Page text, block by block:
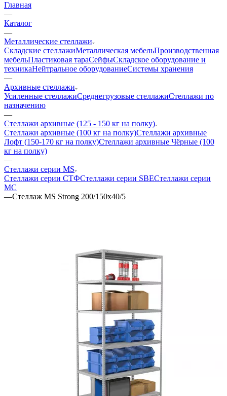
Главная
—
Каталог
—
Металлические стеллажи
Складские стеллажиМеталлическая мебельПроизводственная
мебельПластиковая тараСейфыСкладское оборудование и
техникаНейтральное оборудованиеСистемы хранения
—
Архивные стеллажи
Усиленные стеллажиСреднегрузовые стеллажиСтеллажи по
назначению
—
Стеллажи архивные (125 - 150 кг на полку)
Стеллажи архивные (100 кг на полку)Стеллажи архивные
Лофт (150-170 кг на полку)Стеллажи архивные Чёрные (100
кг на полку)
—
Стеллажи серии MS
Стеллажи серии СТФСтеллажи серии SBEСтеллажи серии
МС
—Стеллаж MS Strong 200/150х40/5